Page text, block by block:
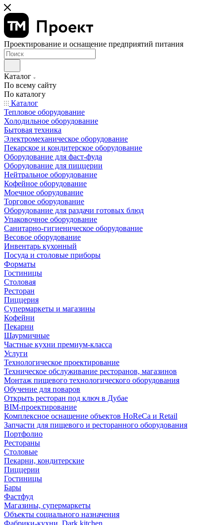
Проектирование и оснащение предприятий питания
Каталог
По всему сайту
По каталогу
Каталог
Тепловое оборудование
Холодильное оборудование
Бытовая техника
Электромеханическое оборудование
Пекарское и кондитерское оборудование
Оборудование для фаст-фуда
Оборудование для пиццерии
Нейтральное оборудование
Кофейное оборудование
Моечное оборудование
Торговое оборудование
Оборудование для раздачи готовых блюд
Упаковочное оборудование
Санитарно-гигиеническое оборудование
Весовое оборудование
Инвентарь кухонный
Посуда и столовые приборы
Форматы
Гостиницы
Столовая
Ресторан
Пиццерия
Супермаркеты и магазины
Кофейни
Пекарни
Шаурмичные
Частные кухни премиум-класса
Услуги
Технологическое проектирование
Техническое обслуживание ресторанов, магазинов
Монтаж пищевого технологического оборудования
Обучение для поваров
Открыть ресторан под ключ в Дубае
BIM-проектирование
Комплексное оснащение объектов HoReCa и Retail
Запчасти для пищевого и ресторанного оборудования
Портфолио
Рестораны
Столовые
Пекарни, кондитерские
Пиццерии
Гостиницы
Бары
Фастфуд
Магазины, супермаркеты
Объекты социального назначения
Фабрики-кухни, Dark kitchen